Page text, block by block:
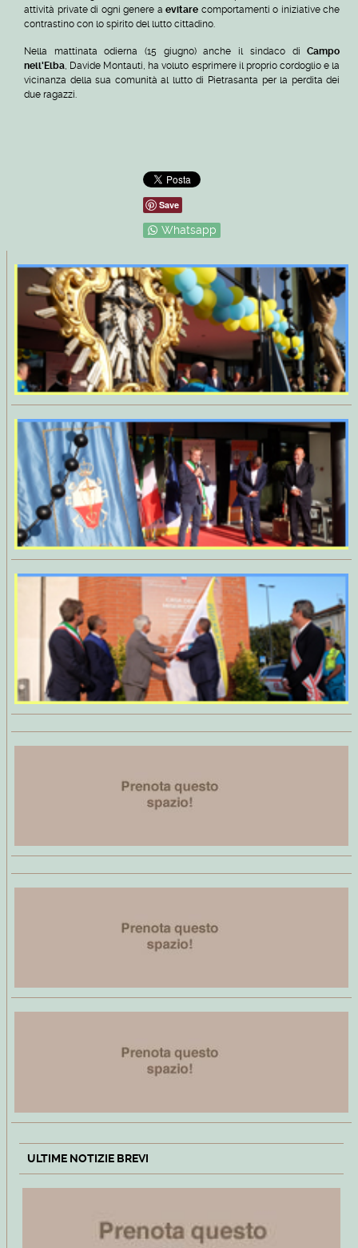
attività private di ogni genere aevitare comportamenti o iniziative che
contrastino con lo spirito del lutto cittadino.
Nella mattinata odierna (15 giugno) anche il sindaco diCampo
nell'Elba, Davide Montauti, ha voluto esprimere il proprio cordoglio e la
vicinanza della sua comunità al lutto di Pietrasanta per la perdita dei
due ragazzi.
Save
Whatsapp
ULTIME NOTIZIE BREVI